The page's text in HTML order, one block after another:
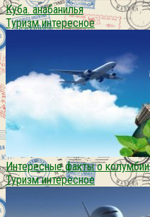
Куба. анабанилья
Туризм интересное
Интересные факты о колумбии
Туризм интересное